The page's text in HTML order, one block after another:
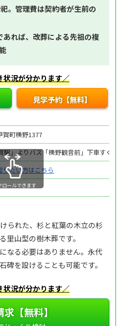
。管理費は契約者が生前の
あれば、改葬による先祖の複
状況が分かります／
見学予約【無料】
賀町櫟野1377
駅」よりバス「櫟野観音前」下車すぐ
りたい方はこちら
ロールできます
られた、杉と紅葉の木立の杉
里山型の樹木葬です。
なる必要はありません。永代
碑を設けることも可能です。
状況が分かります／
【無料】